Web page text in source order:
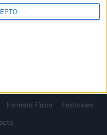
por el séptimo arte.
Formato Físico Festivales